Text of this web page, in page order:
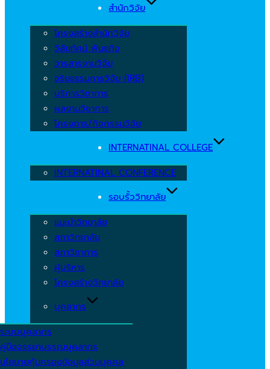
สำนักวิจัย
โครงสร้างสำนักวิจัย
วิสัยทัศน์ พันธกิจ
วารสารงานวิจัย
จริยธรรมการวิจัย (IRB)
บริการวิชาการ
ผลงานวิชาการ
โครงการ/กิจกรรมวิจัย
INTERNATINAL COLLEGE
INTERNATINAL CONFERENCE
รอบรั้ววิทยาลัย
แนะนำวิทยาลัย
สภาวิทยาลัย
สภาวิชาการ
ผู้บริหาร
โครงสร้างวิทยาลัย
บุคลากร
ระบบบุคลากร
คู่มือจรรยาบรรณบุคลากร
นโยบายคุ้มครองข้อมูลส่วนบุคคล